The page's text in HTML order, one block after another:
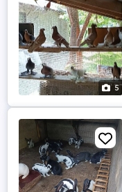
5